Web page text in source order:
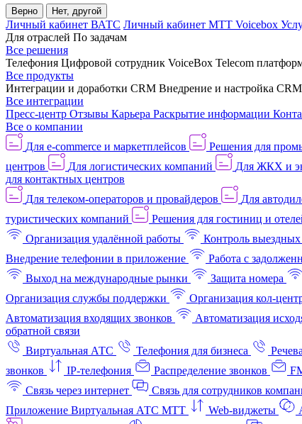
Верно Нет, другой
Личный кабинет ВАТС Личный кабинет МТТ Voicebox
Для отраслей По задачам
Все решения
Телефония Цифровой сотрудник VoiceBox Telecom
Все продукты
Интеграции и доработки CRM Внедрение и настройка CRM
Все интеграции
Пресс-центр Отзывы Карьера Раскрытие информации
Все о компании
Для e-commerce и маркетплейсов
Решения для
центров
Для логистических компаний Для ЖКХ и
для контактных центров
Для телеком-операторов и провайдеров
Для
туристических компаний
Решения для гостиниц и
Организация удалённой работы
Контроль выездных
Внедрение телефонии в приложение
Работа с
Выход на международные рынки
Защита номера
Организация службы поддержки
Организация кол-
Автоматизация входящих звонков
Автоматизация
обратной связи
Виртуальная АТС
Телефония для бизнеса
звонков
IP-телефония Распределение звонков
Связь через интернет
Связь для сотрудников
Приложение Виртуальная АТС МТТ
Web-виджеты